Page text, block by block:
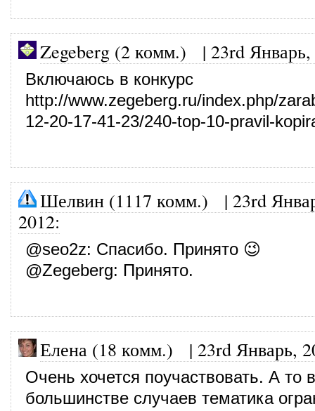
Zegeberg (2 комм.) | 23rd
Включаюсь в конкурс
http://www.zegeberg.ru/index.php/
12-20-17-41-23/240-top-10-pravil-
Шелвин (1117 комм.) | 23rd
2012:
@seo2z: Спасибо. Принято 😉
@Zegeberg: Принято.
Елена (18 комм.) | 23rd Январь,
Очень хочется поучаствовать. А то в
большинстве случаев тематика